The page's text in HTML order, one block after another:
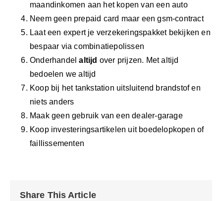
maandinkomen aan het kopen van een auto
Neem geen prepaid card maar een gsm-contract
Laat een expert je verzekeringspakket bekijken en
bespaar via combinatiepolissen
Onderhandelaltijd over prijzen. Met altijd
bedoelen we altijd
Koop bij het tankstation uitsluitend brandstof en
niets anders
Maak geen gebruik van een dealer-garage
Koop investeringsartikelen uit boedelopkopen of
faillissementen
Share This Article